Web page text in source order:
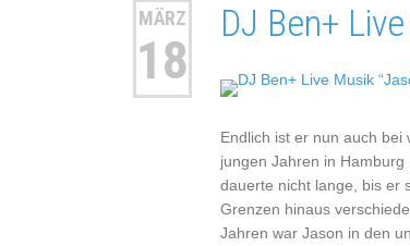
MÄRZ
18
DJ Ben+
Endlich ist er nun auch bei
jungen Jahren in
dauerte nicht lange, bis er
Grenzen hinaus
Jahren war Jason in den